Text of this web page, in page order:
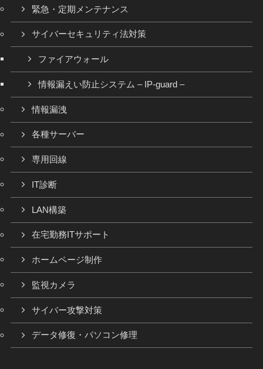
緊急・定期メンテナンス
サイバーセキュリティ法対策
ファイアウォール
情報漏えい防止システム – IP-guard –
情報漏洩
各種サーバー
専用回線
IT診断
LAN構築
在宅勤務ITサポート
ホームページ制作
監視カメラ
サイバー攻撃対策
データ修復・パソコン修理